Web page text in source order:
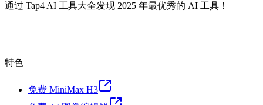
通过 Tap4 AI 工具大全发现 2025 年最优秀的 AI 工具！
特色
免费 MiniMax H3